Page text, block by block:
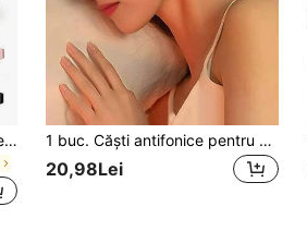
Mască de ochi 3D super moale cu opacitate totală, mască de somn pentru călătorii pentru bărbați și femei, mască de somn pentru studenți, pentru zboruri lungi și somn profund, călătorii de afaceri, staycation, vacanță, yachting, accesoriu esențial pentru întoarcerea la școală și odihnă 1 buc. Căști antifonice pentru somn, mască de ochi reglabilă cu arici și buclă, mască de ochi și căști multifuncționale, dopuri de urechi, blocare zgomot, urechi fără presiune, bandă de susținere sport reglabilă, protecție împotriva vremii reci, potrivite pentru somn, pui de somn, utilizare nocturnă pe tot parcursul anului. Aplicabile pentru dormitor, călătorii, birou, școală, activități în aer liber
20,98Lei